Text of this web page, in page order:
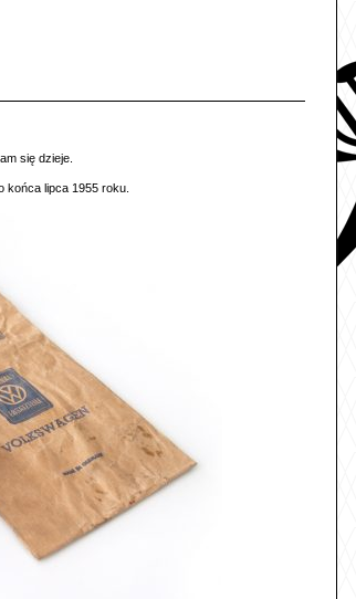
się dzieje.
końca lipca 1955 roku.